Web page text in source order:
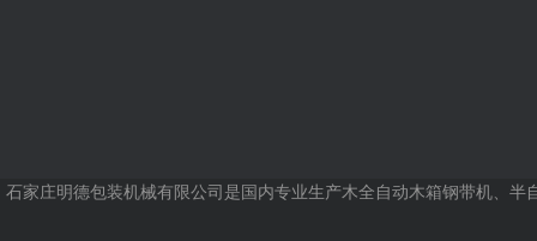
联系我们
石家庄明德包装机械有限公司 是国内专业生产木全自动木箱钢带机、